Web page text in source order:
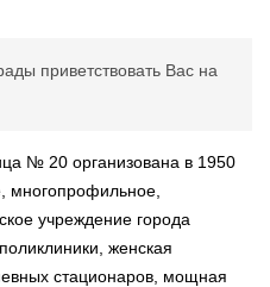
приветствовать Вас на
№ 20 организована в 1950
многопрофильное,
учреждение города
женская
стационаров, мощная